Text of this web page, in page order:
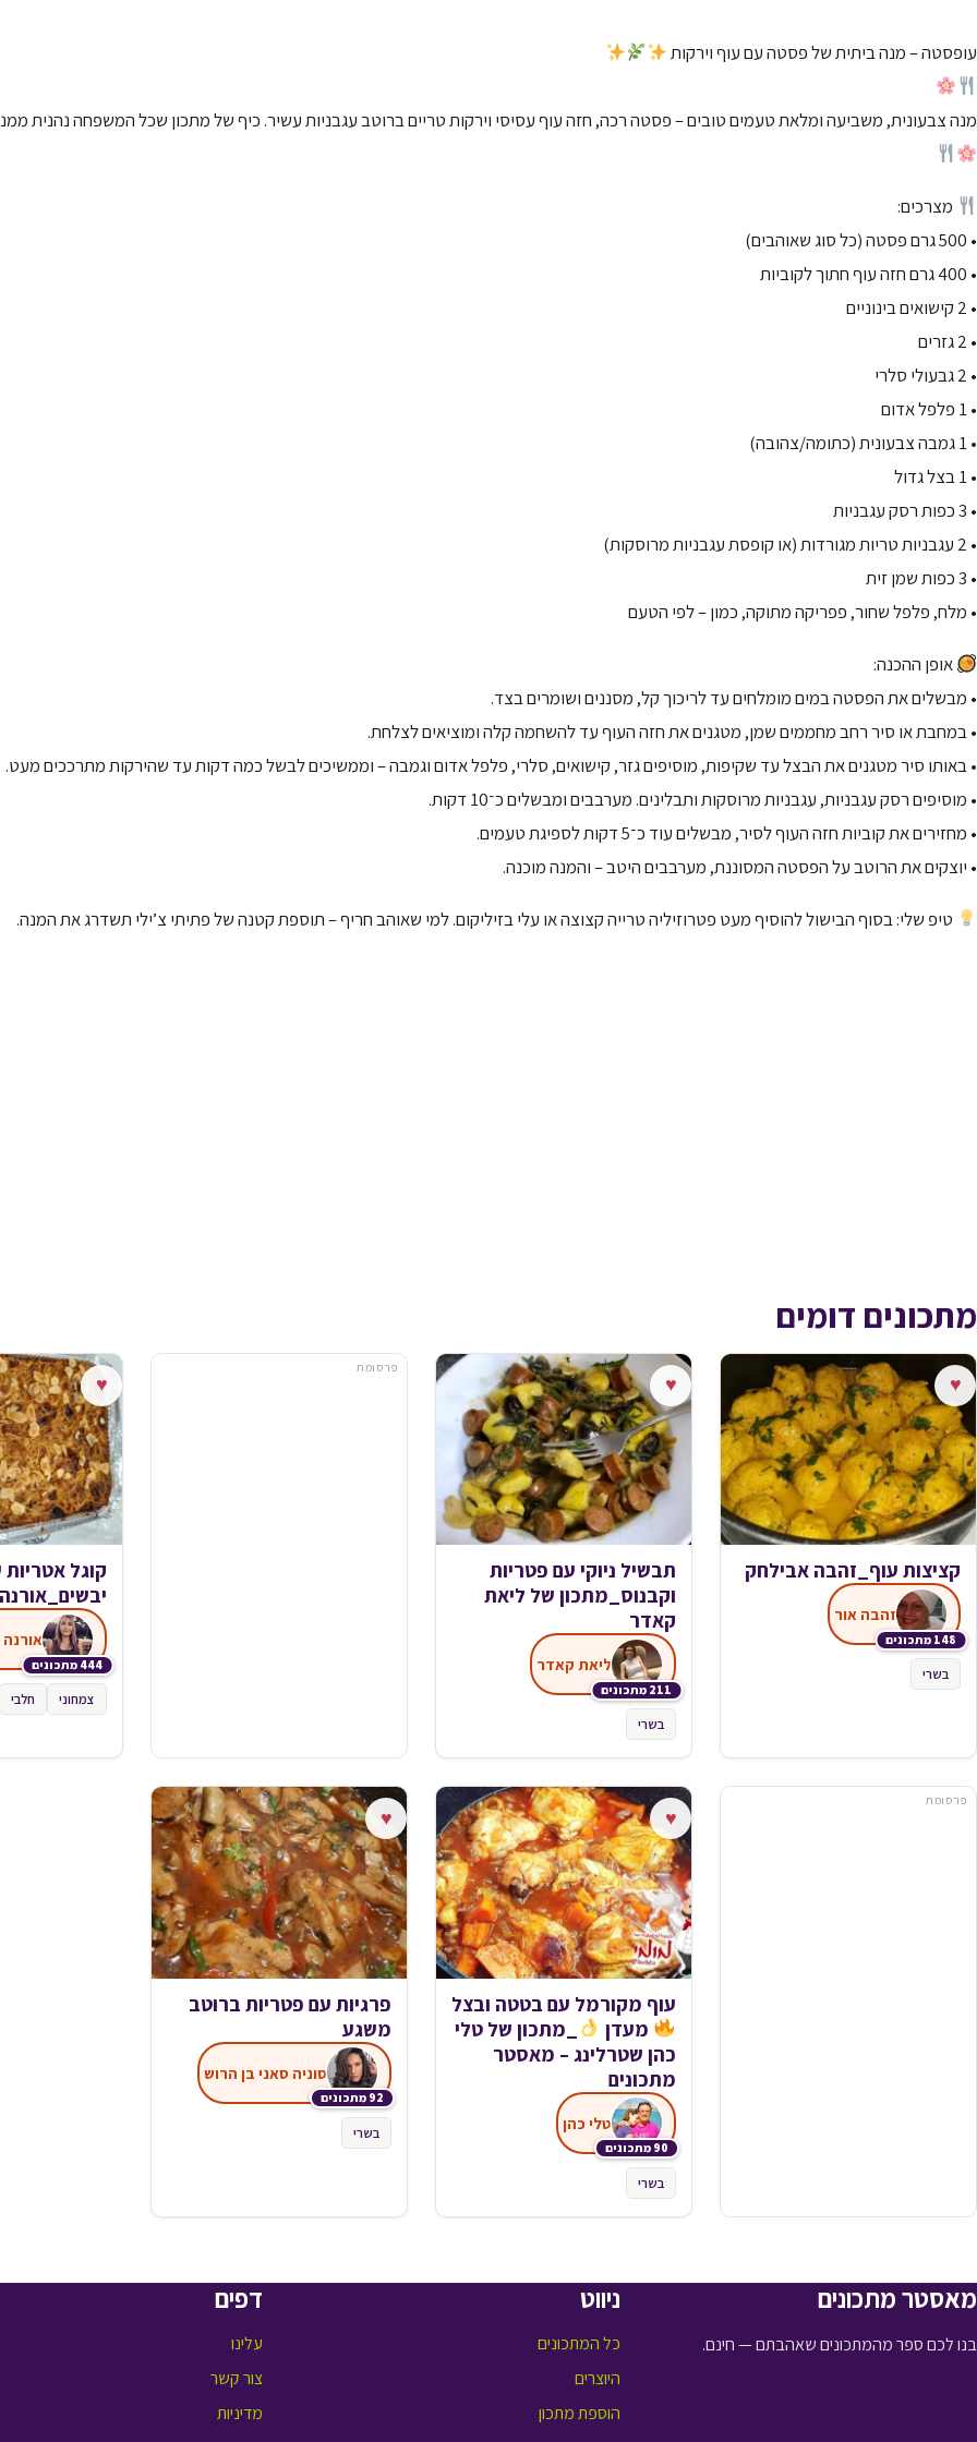
עופסטה – מנה ביתית של פסטה עם עוף וירקות
מנה צבעונית, משביעה ומלאת טעמים טובים – פסטה רכה, חזה עוף עסיסי וירקות טריים ברוטב עגבניות עשיר. כיף של מתכון שכל המשפחה נהנית
מצרכים:
• 500 גרם פסטה (כל סוג שאוהבים)
• 400 גרם חזה עוף חתוך לקוביות
• 2 קישואים בינוניים
• 2 גזרים
• 2 גבעולי סלרי
• 1 פלפל אדום
• 1 גמבה צבעונית (כתומה/צהובה)
• 1 בצל גדול
• 3 כפות רסק עגבניות
• 2 עגבניות טריות מגורדות (או קופסת עגבניות מרוסקות)
• 3 כפות שמן זית
• מלח, פלפל שחור, פפריקה מתוקה, כמון – לפי הטעם
אופן ההכנה:
• מבשלים את הפסטה במים מומלחים עד לריכוך קל, מסננים ושומרים בצד.
• במחבת או סיר רחב מחממים שמן, מטגנים את חזה העוף עד להשחמה קלה ומוציאים לצלחת.
• באותו סיר מטגנים את הבצל עד שקיפות, מוסיפים גזר, קישואים, סלרי, פלפל אדום וגמבה – וממשיכים לבשל כמה דקות עד שהירקות מתרככים מעט.
• מוסיפים רסק עגבניות, עגבניות מרוסקות ותבלינים. מערבבים ומבשלים כ־10 דקות.
• מחזירים את קוביות חזה העוף לסיר, מבשלים עוד כ־5 דקות לספיגת טעמים.
• יוצקים את הרוטב על הפסטה המסוננת, מערבבים היטב – והמנה מוכנה.
טיפ שלי: בסוף הבישול להוסיף מעט פטרוזיליה טרייה קצוצה או עלי בזיליקום. למי שאוהב חריף – תוספת קטנה של פתיתי צ’ילי תשדרג את המנה.
מתכונים דומים
♥
קציצות עוף_זהבה אבילחק
148 מתכונים
זהבה אור
בשרי
♥
תבשיל ניוקי עם פטריות
וקבנוס_מתכון של ליאת
קאדר
211 מתכונים
ליאת קאדר
בשרי
פרסומת
♥
קוגל
444 מתכונים
אורנה
צמחוני חלבי
פרסומת
♥
עוף מקורמל עם בטטה ובצל
מעדן
_מתכון של טלי
כהן שטרלינג – מאסטר
מתכונים
90 מתכונים
טלי כהן
בשרי
♥
פרגיות עם פטריות ברוטב
משגע
92 מתכונים
סוניה סאני בן הרוש
בשרי
מאסטר מתכונים
בנו לכם ספר מהמתכונים שאהבתם — חינם.
ניווט
כל המתכונים
היוצרים
הוספת מתכון
דפים
עלינו
צור קשר
מדיניות